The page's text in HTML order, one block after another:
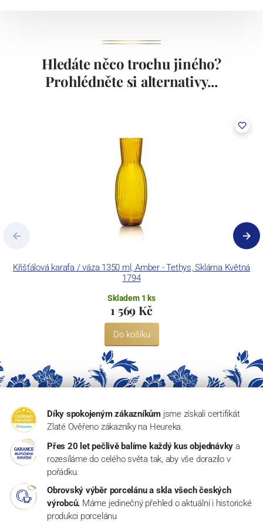
Hledáte něco trochu jiného?
Prohlédněte si alternativy...
Křišťálová karafa / váza 1350 ml, Amber - Tethys, Sklárna Květná
1794
Skladem 1 ks
1 569 Kč
Do košíku
Díky spokojeným zákazníkům jsme získali certifikát
Zlaté Ověřeno zákazníky na Heureka.
Přes 20 let pečlivě balíme každý kus objednávky a
rozesíláme do celého světa tak, aby vše dorazilo v
pořádku.
Obrovský výběr porcelánu a skla všech českých
výrobců. Máme jedinečný přehled o aktuální i historické
produkci porcelánu